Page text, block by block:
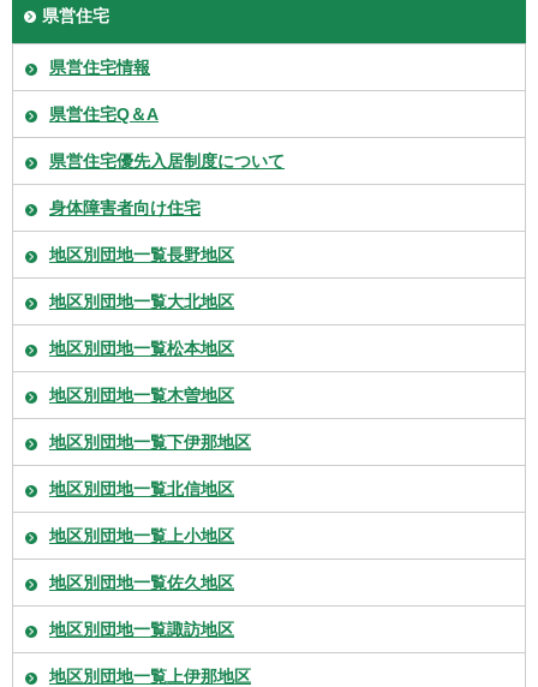
県営住宅
県営住宅情報
県営住宅Q＆A
県営住宅優先入居制度について
身体障害者向け住宅
地区別団地一覧長野地区
地区別団地一覧大北地区
地区別団地一覧松本地区
地区別団地一覧木曽地区
地区別団地一覧下伊那地区
地区別団地一覧北信地区
地区別団地一覧上小地区
地区別団地一覧佐久地区
地区別団地一覧諏訪地区
地区別団地一覧上伊那地区